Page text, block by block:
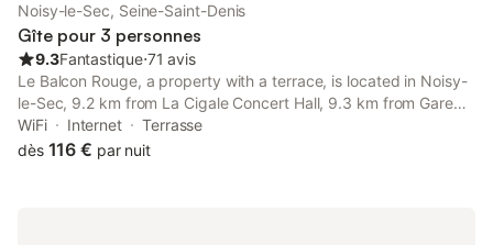
Noisy-le-Sec, Seine-Saint-Denis
Gîte pour 3 personnes
9.3Fantastique⋅71 avis
Le Balcon Rouge, a property with a terrace, is located in Noisy-
le-Sec, 9.2 km from La Cigale Concert Hall, 9.3 km from Gare
du Nord, as well as 9.4 km from Pigalle Metro Station.
WiFi Internet
Terrasse
dès 116 € par nuit